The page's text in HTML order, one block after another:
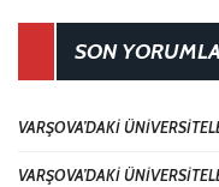
SON
VARŞOVA’DAKİ
VARŞOVA’DAKİ